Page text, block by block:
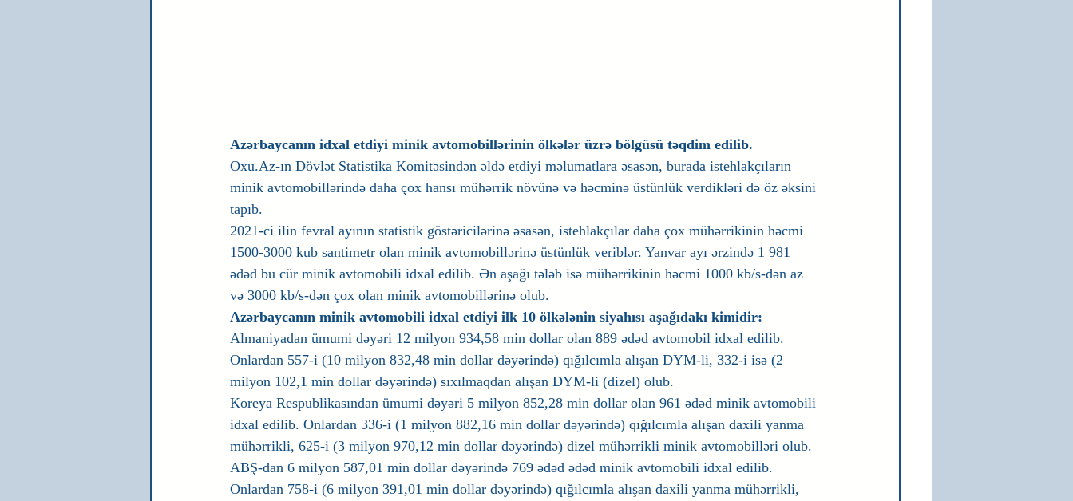
Azərbaycanın idxal etdiyi minik avtomobillərinin ölkələr üzrə bölgüsü təqdim edilib.
Oxu.Az-ın Dövlət Statistika Komitəsindən əldə etdiyi məlumatlara əsasən, burada istehlakçıların
minik avtomobillərində daha çox hansı mühərrik növünə və həcminə üstünlük verdikləri də öz əksini
tapıb.
2021-ci ilin fevral ayının statistik göstəricilərinə əsasən, istehlakçılar daha çox mühərrikinin həcmi
1500-3000 kub santimetr olan minik avtomobillərinə üstünlük veriblər. Yanvar ayı ərzində 1 981
ədəd bu cür minik avtomobili idxal edilib. Ən aşağı tələb isə mühərrikinin həcmi 1000 kb/s-dən az
və 3000 kb/s-dən çox olan minik avtomobillərinə olub.
Azərbaycanın minik avtomobili idxal etdiyi ilk 10 ölkələnin siyahısı aşağıdakı kimidir:
Almaniyadan ümumi dəyəri 12 milyon 934,58 min dollar olan 889 ədəd avtomobil idxal edilib.
Onlardan 557-i (10 milyon 832,48 min dollar dəyərində) qığılcımla alışan DYM-li, 332-i isə (2
milyon 102,1 min dollar dəyərində) sıxılmaqdan alışan DYM-li (dizel) olub.
Koreya Respublikasından ümumi dəyəri 5 milyon 852,28 min dollar olan 961 ədəd minik avtomobili
idxal edilib. Onlardan 336-i (1 milyon 882,16 min dollar dəyərində) qığılcımla alışan daxili yanma
mühərrikli, 625-i (3 milyon 970,12 min dollar dəyərində) dizel mühərrikli minik avtomobilləri olub.
ABŞ-dan 6 milyon 587,01 min dollar dəyərində 769 ədəd ədəd minik avtomobili idxal edilib.
Onlardan 758-i (6 milyon 391,01 min dollar dəyərində) qığılcımla alışan daxili yanma mühərrikli,